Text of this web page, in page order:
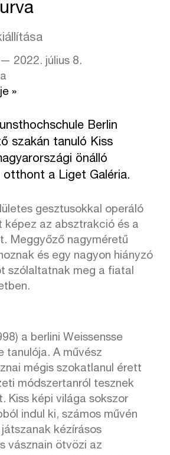
2022. július 8.
»
Berlin
szakán tanuló Kiss
önálló
otthont a Liget Galéria.
gesztusokkal operáló
képez az absztrakció és a
Meggyőző nagyméretű
és egy nagyon hiányzó
szólaltatnak meg a fiatal
a berlini Weissensse
tanulója. A művész
mégis szokatlanul érett
módszertanról tesznek
Kiss képi világa sokszor
indul ki, számos művén
kézírásos
vásznain ötvözi az